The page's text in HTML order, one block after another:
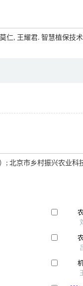
仁, 王耀君. 智慧植保技
; 北京市乡村振兴农业科